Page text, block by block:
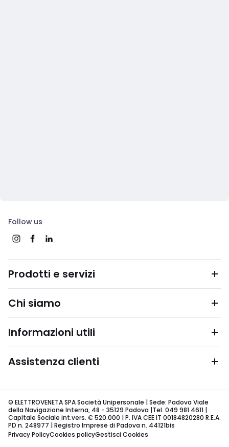
Follow us
Prodotti e servizi
Chi siamo
Informazioni utili
Assistenza clienti
© ELETTROVENETA SPA Società Unipersonale | Sede: Padova Viale
della Navigazione Interna, 48 - 35129 Padova |Tel. 049 981 4611 |
Capitale Sociale int.vers. € 520.000 | P. IVA CEE IT 00184820280 R.E.A.
PD n. 248977 | Registro Imprese di Padova n. 44121bis
Privacy PolicyCookies policyGestisci Cookies